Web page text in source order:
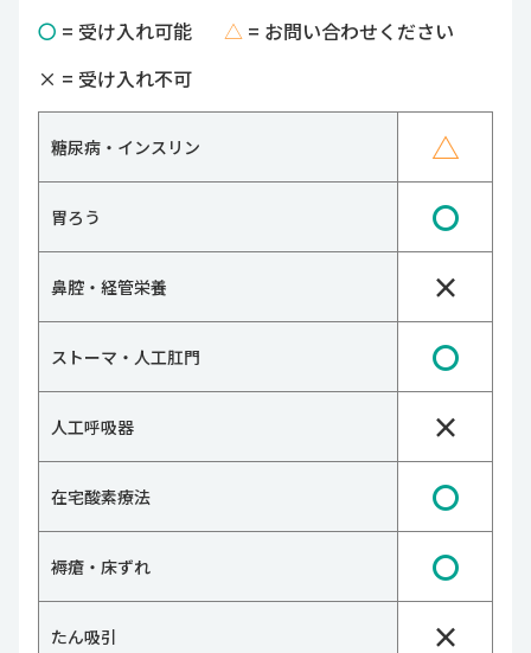
〇 = 受け入れ可能 △ = お問い合わせください
× = 受け入れ不可
糖尿病・インスリン △
胃ろう 〇
鼻腔・経管栄養 ×
ストーマ・人工肛門 〇
人工呼吸器 ×
在宅酸素療法 〇
褥瘡・床ずれ 〇
たん吸引 ×